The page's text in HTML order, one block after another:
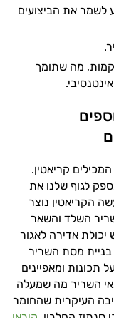
לשמר את הביצועים
מה שתומך
קריאטין.
לגוף שלנו את
הקריאטין נוצר
נמצאת בשריר השלד והשאר
יכולת אדירה לאגור
בניית מסת השריר
תכונות ומאפיינים
השריר מה שמעלה
העיקרית שהחומר